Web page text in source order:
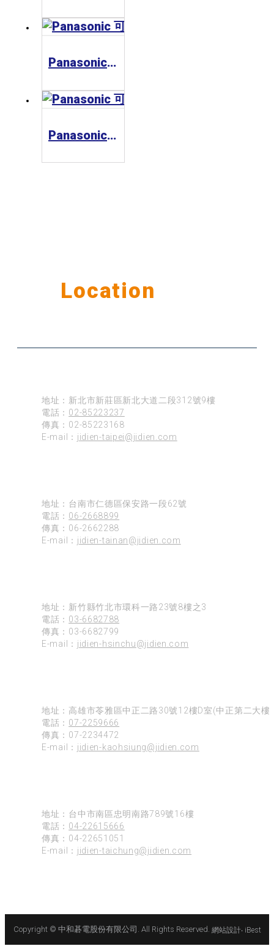
Panasonic 可程式邏輯控制器FP0H
Panasonic 可程式邏輯控制器FP7
Location
地址：新北市新莊區新北大道二段312號9樓
電話： 02-85223237
傳真：02-85223168
E-mail： jidien-taipei@jidien.com
地址：台南市仁德區保安路一段62號
電話： 06-2668899
傳真：06-2662288
E-mail： jidien-tainan@jidien.com
地址：新竹縣竹北市環科一路23號8樓之3
電話： 03-6682788
傳真：03-6682799
E-mail： jidien-hsinchu@jidien.com
地址：高雄市苓雅區中正二路30號12樓D室(中正第二大樓)
電話： 07-2259666
傳真：07-2234472
E-mail： jidien-kaohsiung@jidien.com
地址：台中市南區忠明南路789號16樓
電話： 04-22615666
傳真：04-22651051
E-mail： jidien-taichung@jidien.com
Copyright © 中和碁電股份有限公司. All Rights Reserved. 網站設計‧ iBest